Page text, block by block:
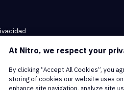
At Nitro, we respect your
By clicking “Accept All Cookies”, you
storing of cookies our website uses
enhance site navigation, analyze site